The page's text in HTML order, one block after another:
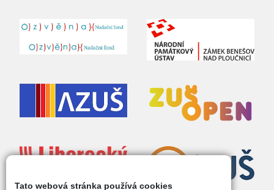
Tato webová stránka používá cookies